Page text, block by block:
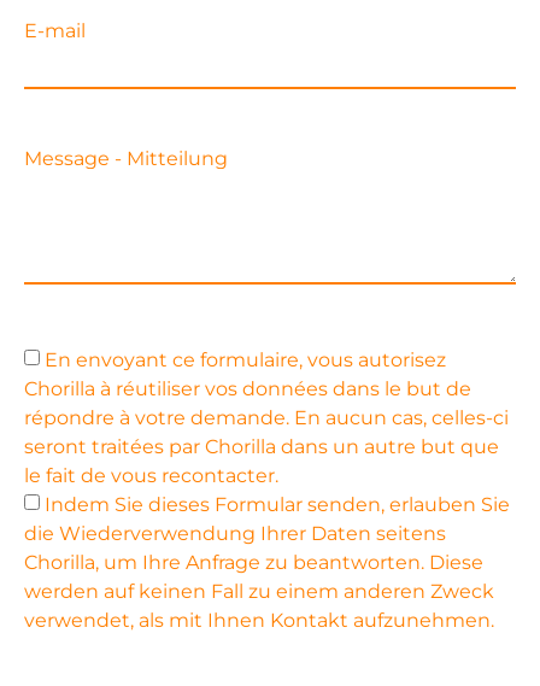
E-mail
Message - Mitteilung
En envoyant ce formulaire, vous autorisez
Chorilla à réutiliser vos données dans le but de
répondre à votre demande. En aucun cas, celles-ci
seront traitées par Chorilla dans un autre but que
le fait de vous recontacter.
Indem Sie dieses Formular senden, erlauben Sie
die Wiederverwendung Ihrer Daten seitens
Chorilla, um Ihre Anfrage zu beantworten. Diese
werden auf keinen Fall zu einem anderen Zweck
verwendet, als mit Ihnen Kontakt aufzunehmen.